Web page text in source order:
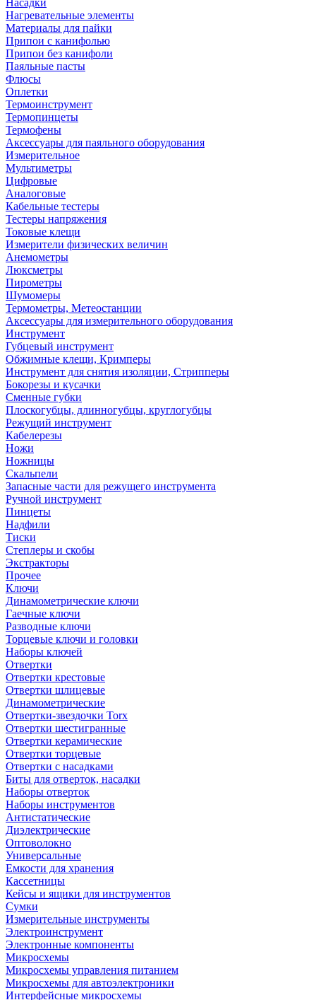
Насадки
Нагревательные элементы
Материалы для пайки
Припои с канифолью
Припои без канифоли
Паяльные пасты
Флюсы
Оплетки
Термоинструмент
Термопинцеты
Термофены
Аксессуары для паяльного оборудования
Измерительное
Мультиметры
Цифровые
Аналоговые
Кабельные тестеры
Тестеры напряжения
Токовые клещи
Измерители физических величин
Анемометры
Люксметры
Пирометры
Шумомеры
Термометры, Метеостанции
Аксессуары для измерительного оборудования
Инструмент
Губцевый инструмент
Обжимные клещи, Кримперы
Инструмент для снятия изоляции, Стрипперы
Бокорезы и кусачки
Сменные губки
Плоскогубцы, длинногубцы, круглогубцы
Режущий инструмент
Кабелерезы
Ножи
Ножницы
Скальпели
Запасные части для режущего инструмента
Ручной инструмент
Пинцеты
Надфили
Тиски
Степлеры и скобы
Экстракторы
Прочее
Ключи
Динамометрические ключи
Гаечные ключи
Разводные ключи
Торцевые ключи и головки
Наборы ключей
Отвертки
Отвертки крестовые
Отвертки шлицевые
Динамометрические
Отвертки-звездочки Torx
Отвертки шестигранные
Отвертки керамические
Отвертки торцевые
Отвертки с насадками
Биты для отверток, насадки
Наборы отверток
Наборы инструментов
Антистатические
Диэлектрические
Оптоволокно
Универсальные
Емкости для хранения
Кассетницы
Кейсы и ящики для инструментов
Сумки
Измерительные инструменты
Электроинструмент
Электронные компоненты
Микросхемы
Микросхемы управления питанием
Микросхемы для автоэлектроники
Интерфейсные микросхемы